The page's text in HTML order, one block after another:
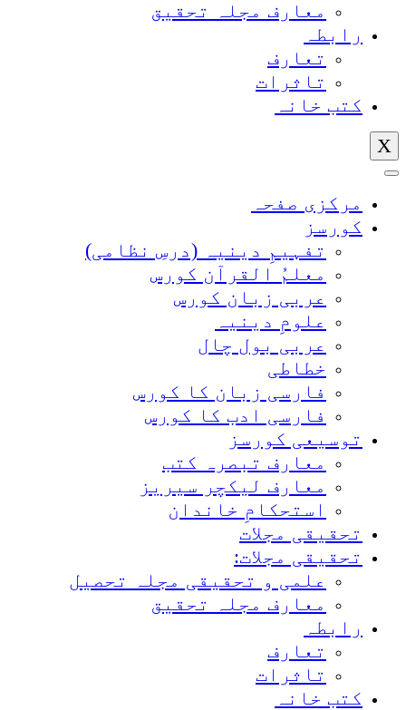
معارف مجلہ تحقیق
رابطہ
تعارف
تاثرات
کتب خانہ
X
مرکزی صفحہ
کورسز
تفہیمِ دینیہ (درسِ نظامی)
معلمُ القرآن کورس
عربی زبان کورس
علومِ دینیہ
عربی بول چال
خطاطی
فارسی زبان کا کورس
فارسی ادب کا کورس
توسیعی کورسز
معارف تبصرہ کتب
معارف لیکچر سیریز
استحکامِ خاندان
تحقیقی مجلات
تحقیقی مجلات:
علمی و تحقیقی مجلہ تحصیل
معارف مجلہ تحقیق
رابطہ
تعارف
تاثرات
کتب خانہ